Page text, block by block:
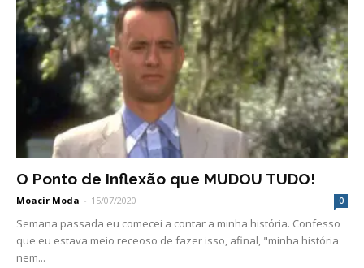
O Ponto de Inflexão que MUDOU TUDO!
Moacir Moda - 15/07/2020 0
Semana passada eu comecei a contar a minha história. Confesso
que eu estava meio receoso de fazer isso, afinal, "minha história
nem...